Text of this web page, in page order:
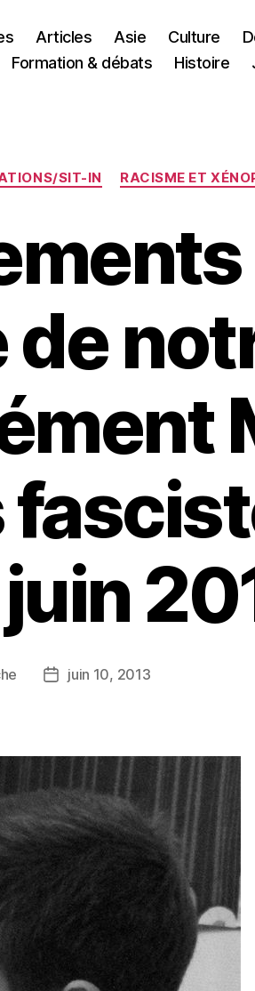
Articles Asie Culture
Formation & débats
Histoire
Catégories
SIT-IN RACISME ET
de
Datejuin 10, 2013